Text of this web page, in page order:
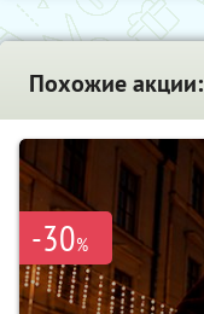
Похожие акции:
-30%